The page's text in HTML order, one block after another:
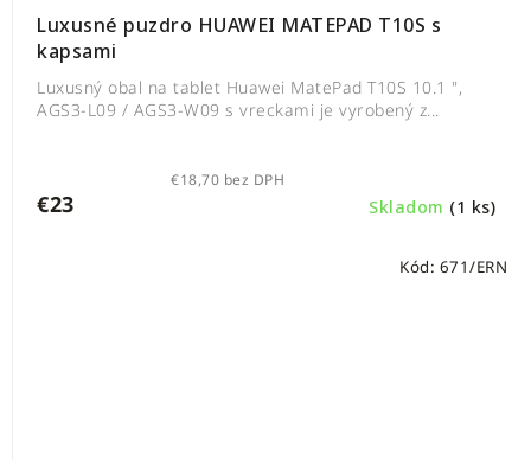
Luxusné puzdro HUAWEI MATEPAD T10S s
kapsami
Skladom (1 ks)
€18,70 bez DPH
€23
Luxusný obal na tablet Huawei MatePad T10S 10.1 ",
AGS3-L09 / AGS3-W09 s vreckami je vyrobený z...
Kód: 671/ERN